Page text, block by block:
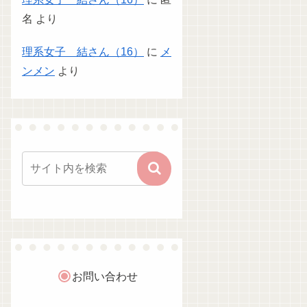
名 より
理系女子 結さん（16） に メ
ンメン より
お問い合わせ